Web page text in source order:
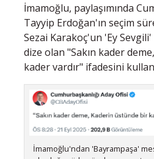
İmamoğlu, paylaşımında
Tayyip Erdoğan'ın seçim
Sezai Karakoç'un 'Ey
dize olan "Sakın kader
kader vardır" ifadesini
İmamoğlu'ndan 'Bayrampaşa'